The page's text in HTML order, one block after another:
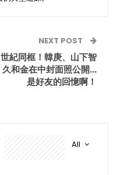
NEXT POST
世紀同框！韓庚、山下智
久和金在中封面照公開…
是好友的回憶啊！
All